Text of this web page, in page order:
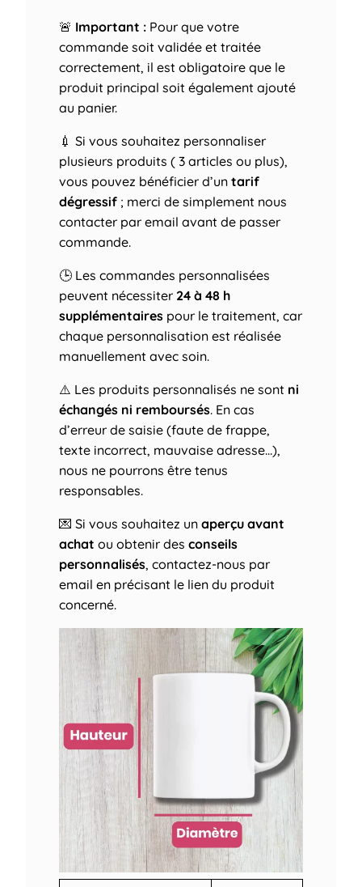
🚨 Important : Pour que votre
commande soit validée et traitée
correctement, il est obligatoire que le
produit principal soit également ajouté
au panier.
💉 Si vous souhaitez personnaliser
plusieurs produits ( 3 articles ou plus),
vous pouvez bénéficier d’un tarif
dégressif ; merci de simplement nous
contacter par email avant de passer
commande.
🕒 Les commandes personnalisées
peuvent nécessiter 24 à 48 h
supplémentaires pour le traitement, car
chaque personnalisation est réalisée
manuellement avec soin.
⚠️ Les produits personnalisés ne sont ni
échangés ni remboursés. En cas
d’erreur de saisie (faute de frappe,
texte incorrect, mauvaise adresse…),
nous ne pourrons être tenus
responsables.
💌 Si vous souhaitez un aperçu avant
achat ou obtenir des conseils
personnalisés, contactez-nous par
email en précisant le lien du produit
concerné.